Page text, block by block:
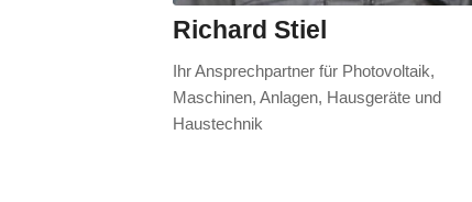
Richard Stiel
Ihr Ansprechpartner für Photovoltaik,
Maschinen, Anlagen, Hausgeräte und
Haustechnik